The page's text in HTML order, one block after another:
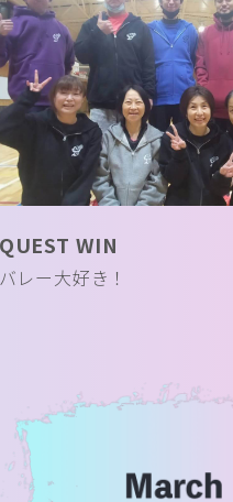
QUEST WIN
バレー大好き！